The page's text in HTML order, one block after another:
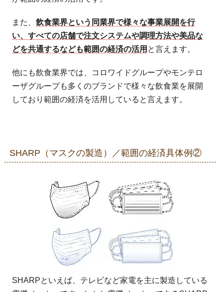
また、飲食業界という同業界で様々な事業展開を行
い、すべての店舗で注文システムや調理方法や美品な
どを共通するなども範囲の経済の活用 と言えます。
他にも飲食業界では、コロワイドグループやモンテロ
ーザグループも多くのブランドで様々な飲食業を展開
しており範囲の経済を活用していると言えます。
SHARP（マスクの製造）／範囲の経済具体例②
SHARPといえば、テレビなど家電を主に製造している